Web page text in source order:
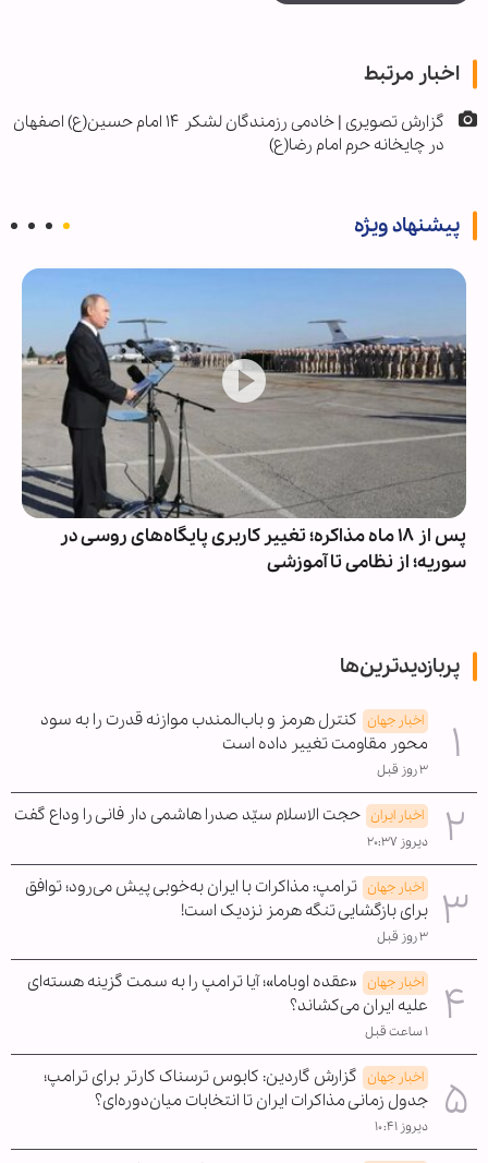
اخبار مرتبط
گزارش تصویری | خادمی رزمندگان لشکر ۱۴ امام حسین(ع) اصفهان
در چایخانه حرم امام رضا(ع)
پیشنهاد ویژه
پس از ۱۸ ماه مذاکره؛ تغییر کاربری پایگاه‌های روسی در
سوریه؛ از نظامی تا آموزشی
پربازدیدترین‌ها
اخبار جهان کنترل هرمز و باب‌المندب موازنه قدرت را به سود
محور مقاومت تغییر داده است
۳ روز قبل
اخبار ایران حجت الاسلام سیّد صدرا هاشمی دار فانی را وداع گفت
دیروز ۲۰:۳۷
اخبار جهان ترامپ: مذاکرات با ایران به‌خوبی پیش می‌رود؛ توافق
برای بازگشایی تنگه هرمز نزدیک است!
۳ روز قبل
اخبار جهان «عقده اوباما»؛ آیا ترامپ را به سمت گزینه هسته‌ای
علیه ایران می‌کشاند؟
۱ ساعت قبل
اخبار جهان گزارش گاردین: کابوس ترسناک کارتر برای ترامپ؛
جدول زمانی مذاکرات ایران تا انتخابات میان‌دوره‌ای؟
دیروز ۱۰:۴۱